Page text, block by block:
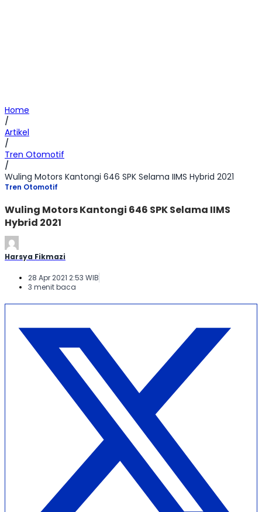
Home
/
Artikel
/
Tren Otomotif
/
Wuling Motors Kantongi 646 SPK Selama IIMS Hybrid 2021
Tren Otomotif
Wuling Motors Kantongi 646 SPK Selama IIMS
Hybrid 2021
Harsya Fikmazi
28 Apr 2021 2:53 WIB
3 menit baca